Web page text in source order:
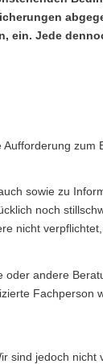
ein. Jede
zum
sowie zu
noch
nicht
andere
Fachperson
sind jedoch